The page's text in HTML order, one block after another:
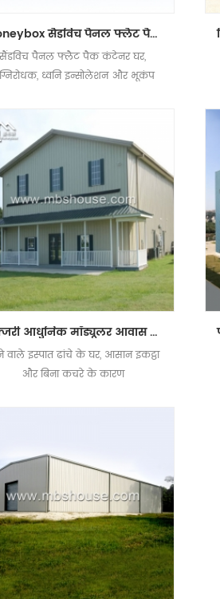
moneybox सैंडविच पैनल फ्लैट पैक कंटेनर घर दस्तक
सैंडविच पैनल फ्लैट पैक कंटेनर घर,
ध्वनि इन्सोलेशन और भूकंप
लक्जरी आधुनिक मॉड्यूलर आवास पूर्वनिर्मित स्टील संरचना इमारत के लिए इमारत
वाले इस्पात ढांचे के घर, आसान इकट्ठा
और बिना कचरे के कारण